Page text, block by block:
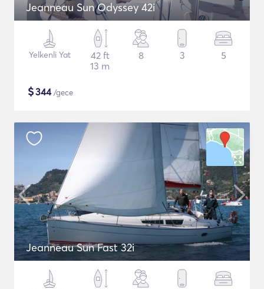
Jeanneau Sun Odyssey 42i
Yelkenli Yat
42 ft
13 m
8 3 5
$344/gece
Jeanneau Sun Fast 32i